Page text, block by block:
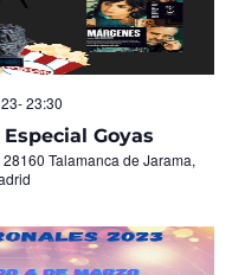
Goyas
23:30
Talamanca de Jarama,